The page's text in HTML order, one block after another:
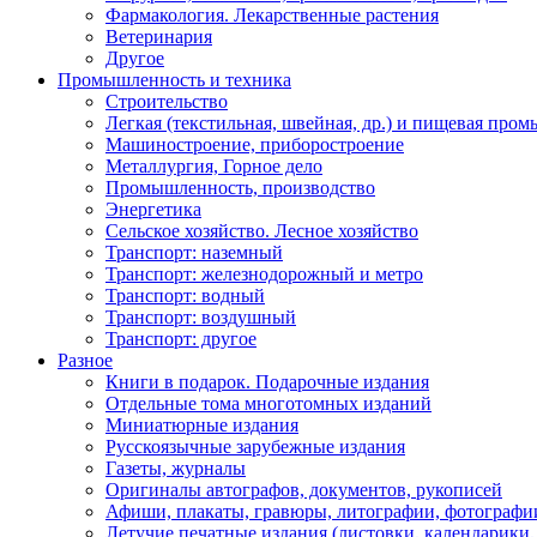
Фармакология. Лекарственные растения
Ветеринария
Другое
Промышленность и техника
Строительство
Легкая (текстильная, швейная, др.) и пищевая
Машиностроение, приборостроение
Металлургия, Горное дело
Промышленность, производство
Энергетика
Сельское хозяйство. Лесное хозяйство
Транспорт: наземный
Транспорт: железнодорожный и метро
Транспорт: водный
Транспорт: воздушный
Транспорт: другое
Разное
Книги в подарок. Подарочные издания
Отдельные тома многотомных изданий
Миниатюрные издания
Русскоязычные зарубежные издания
Газеты, журналы
Оригиналы автографов, документов, рукописей
Афиши, плакаты, гравюры, литографии,
Летучие печатные издания (листовки,